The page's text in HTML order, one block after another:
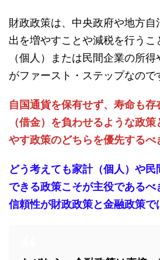
財政政策は、中央政府や地方
出を増やすことや減税を行う
（個人）または民間企業の所
がファースト・ステップなので
自国通貨を保有せず、寿命も
（借金）を負わせるような政
やす政策のどちらを優先するべ
どう考えても家計（個人）や
できる政策こそが主役であるべ
信頼性が財政政策と金融政策で